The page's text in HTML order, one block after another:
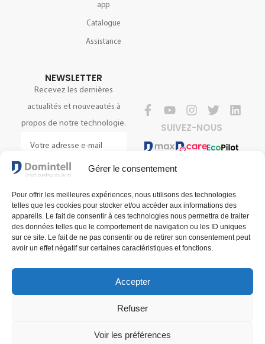
Gérer le consentement
Pour offrir les meilleures expériences, nous utilisons des technologies
telles que les cookies pour stocker et/ou accéder aux informations des
appareils. Le fait de consentir à ces technologies nous permettra de traiter
des données telles que le comportement de navigation ou les ID uniques
sur ce site. Le fait de ne pas consentir ou de retirer son consentement peut
avoir un effet négatif sur certaines caractéristiques et fonctions.
Accepter
Refuser
Voir les préférences
app
Catalogue
Assistance
NEWSLETTER
Recevez les dernières
actualités et nouveautés à
propos de notre technologie.
S'INSCRIRE
SUIVEZ-NOUS
Politique de confidentialité© 2025 Domintell SA